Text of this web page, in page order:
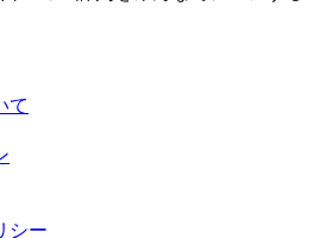
て
シー